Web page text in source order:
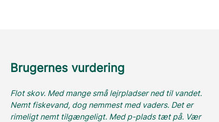
Brugernes vurdering
Flot skov. Med mange små lejrpladser ned til vandet.
Nemt fiskevand, dog nemmest med vaders. Det er
rimeligt nemt tilgængeligt. Med p-plads tæt på. Vær